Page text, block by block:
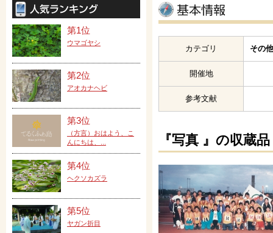
カテゴリ その
開催地
参考文献
『写真 』の収蔵品
第1位
ウマゴヤシ
第2位
アオカナヘビ
第3位
（方言）おはよう、こ
んにちは、...
第4位
ヘクソカズラ
第5位
ヤガン折目